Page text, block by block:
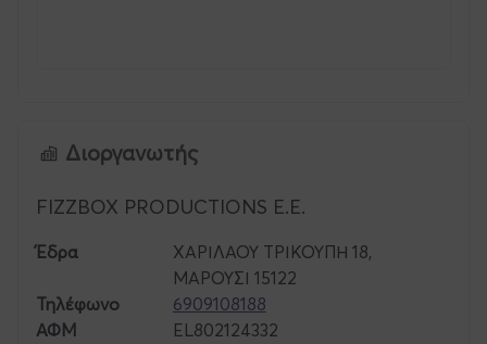
Διοργανωτής
FIZZBOX PRODUCTIONS E.E.
Έδρα
ΧΑΡΙΛΑΟΥ ΤΡΙΚΟΥΠΗ 18,
ΜΑΡΟΥΣΙ 15122
Τηλέφωνο
6909108188
ΑΦΜ
EL802124332